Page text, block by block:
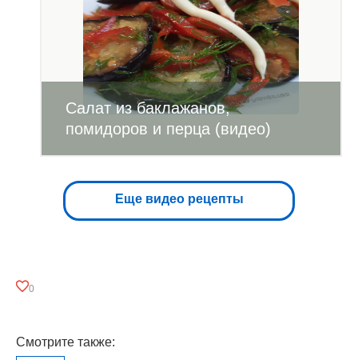
Салат из баклажанов,
помидоров и перца (видео)
Еще видео рецепты
0
Смотрите также: